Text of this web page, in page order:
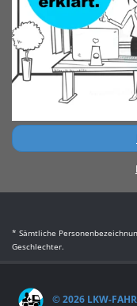
* Sämtliche
Geschlechter.
© 2026 LKW-